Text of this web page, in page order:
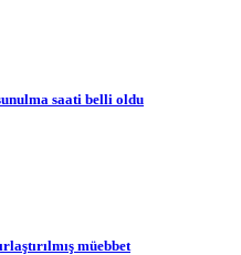
saati belli oldu
müebbet